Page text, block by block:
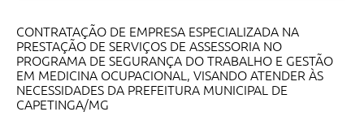
CONTRATAÇÃO DE EMPRESA ESPECIALIZADA NA
PRESTAÇÃO DE SERVIÇOS DE ASSESSORIA NO
PROGRAMA DE SEGURANÇA DO TRABALHO E GESTÃO
EM MEDICINA OCUPACIONAL, VISANDO ATENDER ÀS
NECESSIDADES DA PREFEITURA MUNICIPAL DE
CAPETINGA/MG